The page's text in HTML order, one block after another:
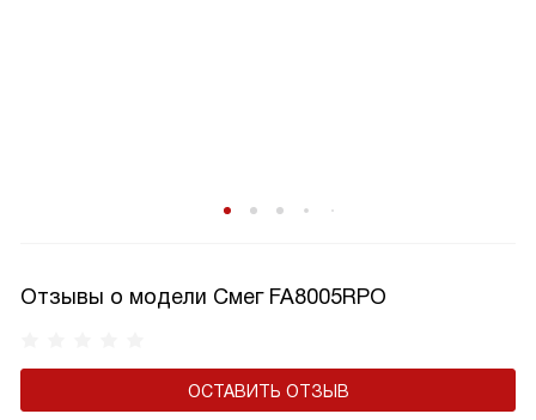
Отзывы о модели Смег FA8005RPO
ОСТАВИТЬ ОТЗЫВ